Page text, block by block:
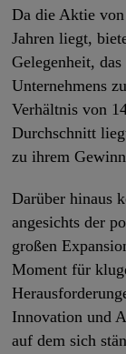
Da die Aktie
Jahren liegt,
Gelegenheit,
Unternehmens
Verhältnis von
Durchschnitt
zu ihrem
Darüber hinaus
angesichts der
großen
Moment für
Innovation und
auf dem sich